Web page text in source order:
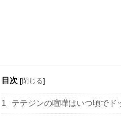
目次 [閉じる]
1 テテジンの喧嘩はいつ頃でド